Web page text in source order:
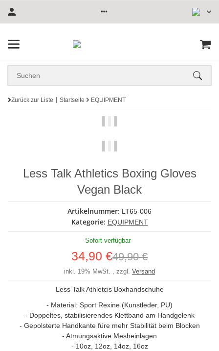
Zurück zur Liste Startseite EQUIPMENT
Less Talk Athletics Boxing Gloves
Vegan Black
Artikelnummer: LT65-006
Kategorie: EQUIPMENT
Sofort verfügbar
34,90 €49,90 €
inkl. 19% MwSt. , zzgl. Versand
Less Talk Athletcis Boxhandschuhe
- Material: Sport Rexine (Kunstleder, PU)
- Doppeltes, stabilisierendes Klettband am Handgelenk
- Gepolsterte Handkante füre mehr Stabilität beim Blocken
- Atmungsaktive Mesheinlagen
- 10oz, 12oz, 14oz, 16oz